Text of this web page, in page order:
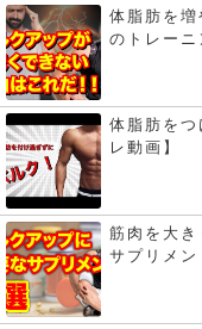
体脂肪を
のトレーニ
体脂肪をつ
レ動画】
筋肉を大
サプリメ